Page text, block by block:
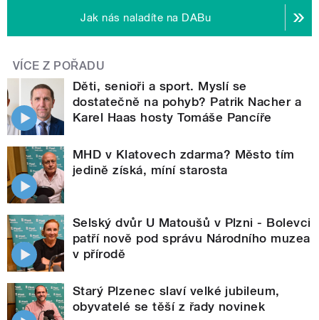
Jak nás naladíte na DABu
VÍCE Z POŘADU
Děti, senioři a sport. Myslí se
dostatečně na pohyb? Patrik Nacher a
Karel Haas hosty Tomáše Pancíře
MHD v Klatovech zdarma? Město tím
jedině získá, míní starosta
Selský dvůr U Matoušů v Plzni - Bolevci
patří nově pod správu Národního muzea
v přírodě
Starý Plzenec slaví velké jubileum,
obyvatelé se těší z řady novinek